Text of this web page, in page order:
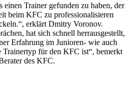
einen Trainer gefunden zu haben, der
beim KFC zu professionalisieren
erklärt Dmitry Voronov.
hat sich schnell herrausgestellt,
Erfahrung im Junioren- wie auch
Trainertyp für den KFC ist“, bemerkt
des KFC.